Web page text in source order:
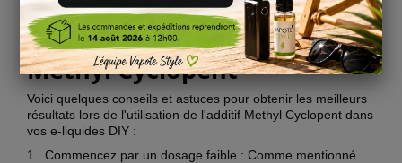
Conseils et astuces pour
l'utilisation de l'additif
Methyl Cyclopent
Voici quelques conseils et astuces pour obtenir les meilleurs
résultats lors de l'utilisation de l'additif Methyl Cyclopent dans
vos e-liquides DIY :
1.
Commencez par un dosage faible : Comme mentionné